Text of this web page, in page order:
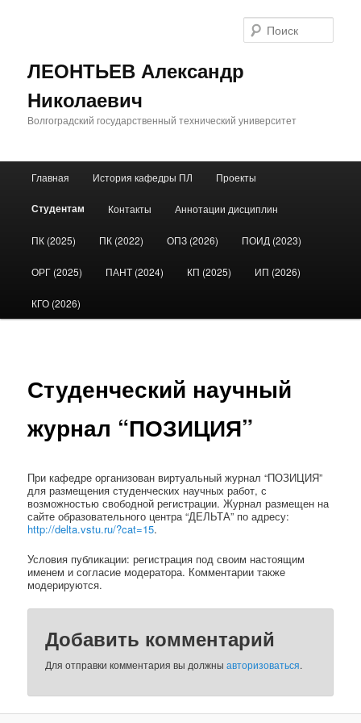
ЛЕОНТЬЕВ Александр
Николаевич
Волгоградский государственный технический университет
Перейти к основному содержимому
Перейти к дополнительному содержимому
Главная История кафедры ПЛ Проекты
Студентам Контакты Аннотации дисциплин
ПК (2025) ПК (2022) ОПЗ (2026) ПОИД (2023)
ОРГ (2025) ПАНТ (2024) КП (2025) ИП (2026)
КГО (2026)
Студенческий научный
журнал “ПОЗИЦИЯ”
При кафедре организован виртуальный журнал “ПОЗИЦИЯ”
для размещения студенческих научных работ, с
возможностью свободной регистрации. Журнал размещен на
сайте образовательного центра “ДЕЛЬТА” по адресу:
http://delta.vstu.ru/?cat=15.
Условия публикации: регистрация под своим настоящим
именем и согласие модератора. Комментарии также
модерируются.
Добавить комментарий
Для отправки комментария вы должныавторизоваться.